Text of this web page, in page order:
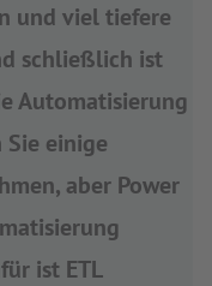
und viel tiefere
schließlich ist
Automatisierung
einige
aber Power
ist ETL